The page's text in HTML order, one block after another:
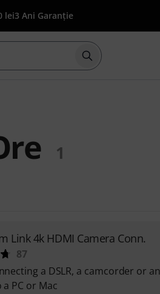
lei3 Ani Garanție
Începeți
1
Link 4k HDMI Camera Conn.
87
a DSLR, a camcorder or
PC or Mac